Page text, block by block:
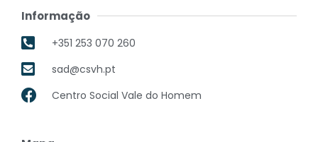
Informação
+351 253 070 260
sad@csvh.pt
Centro Social Vale do Homem